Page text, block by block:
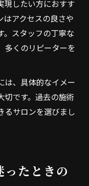
現したい方におすす
はアクセスの良さや
。スタッフの丁寧な
多くのリピーターを
は、具体的なイメー
切です。過去の施術
るサロンを選びまし
ったときの